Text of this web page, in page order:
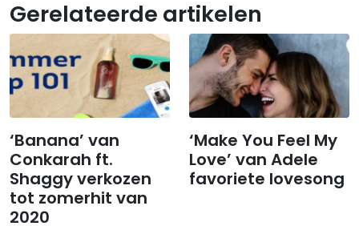
Gerelateerde artikelen
‘Banana’ van
Conkarah ft.
Shaggy verkozen
tot zomerhit van
2020
‘Make You Feel My
Love’ van Adele
favoriete lovesong